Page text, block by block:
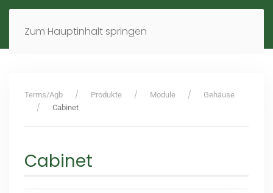
Zum Hauptinhalt springen
EN
Terms/Agb Produkte Module
Gehäuse
Cabinet
Cabinet